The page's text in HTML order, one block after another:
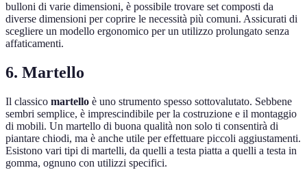
bulloni di varie dimensioni, è possibile trovare set composti da
diverse dimensioni per coprire le necessità più comuni. Assicurati di
scegliere un modello ergonomico per un utilizzo prolungato senza
affaticamenti.
6. Martello
Il classico martello è uno strumento spesso sottovalutato. Sebbene
sembri semplice, è imprescindibile per la costruzione e il montaggio
di mobili. Un martello di buona qualità non solo ti consentirà di
piantare chiodi, ma è anche utile per effettuare piccoli aggiustamenti.
Esistono vari tipi di martelli, da quelli a testa piatta a quelli a testa in
gomma, ognuno con utilizzi specifici.